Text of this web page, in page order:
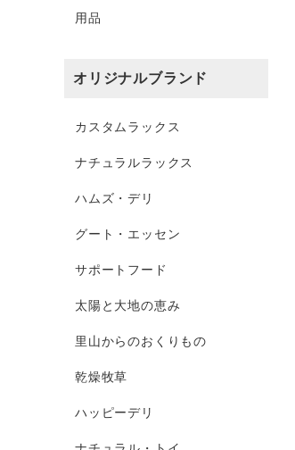
用品
オリジナルブランド
カスタムラックス
ナチュラルラックス
ハムズ・デリ
グート・エッセン
サポートフード
太陽と大地の恵み
里山からのおくりもの
乾燥牧草
ハッピーデリ